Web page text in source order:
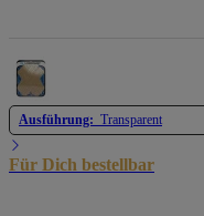
Ausführung: Transparent
Für Dich bestellbar